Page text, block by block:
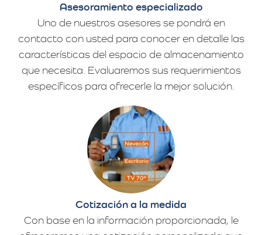
Asesoramiento especializado
Uno de nuestros asesores se pondrá en
contacto con usted para conocer en detalle las
características del espacio de almacenamiento
que necesita. Evaluaremos sus requerimientos
específicos para ofrecerle la mejor solución.
Cotización a la medida
Con base en la información proporcionada, le